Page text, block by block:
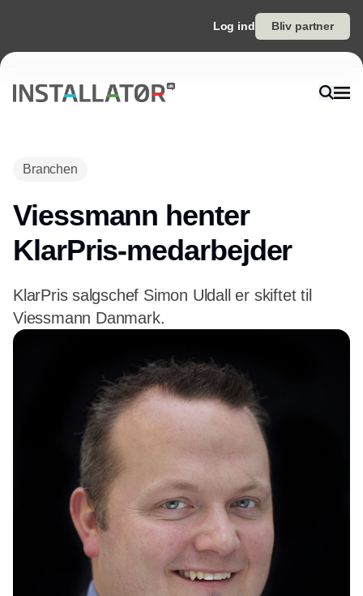
Log ind Bliv partner
Branchen
Viessmann henter
KlarPris-medarbejder
KlarPris salgschef Simon Uldall er skiftet til
Viessmann Danmark.